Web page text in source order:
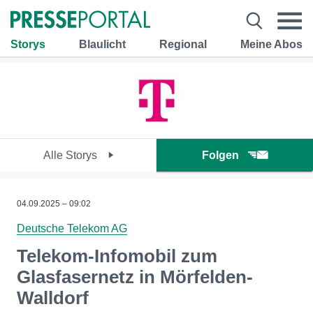
Storys Blaulicht Regional Meine Abos
Alle Storys Folgen
04.09.2025 – 09:02
Deutsche Telekom AG
Telekom-Infomobil zum
Glasfasernetz in Mörfelden-
Walldorf